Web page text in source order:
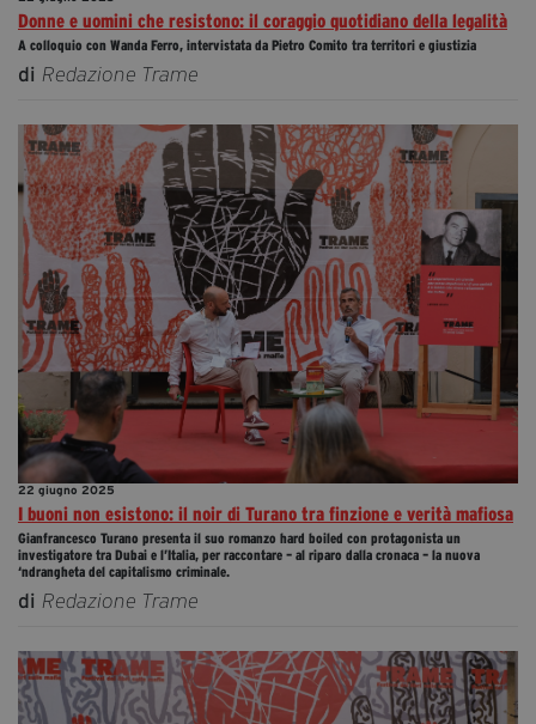
Donne e uomini che resistono: il coraggio quotidiano della legalità
A colloquio con Wanda Ferro, intervistata da Pietro Comito tra territori e giustizia
di Redazione Trame
22 giugno 2025
I buoni non esistono: il noir di Turano tra finzione e verità mafiosa
Gianfrancesco Turano presenta il suo romanzo hard boiled con protagonista un
investigatore tra Dubai e l’Italia, per raccontare – al riparo dalla cronaca – la nuova
‘ndrangheta del capitalismo criminale.
di Redazione Trame